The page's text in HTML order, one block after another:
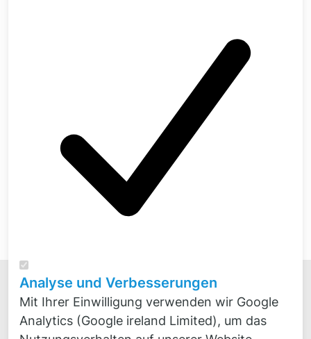
Dr.-Ing.
Sören Keuchel
Schnellkontakt
Analyse und Verbesserungen
Mit Ihrer Einwilligung verwenden wir Google
Analytics (Google ireland Limited), um das